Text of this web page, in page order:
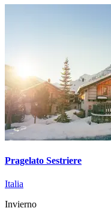
Pragelato Sestriere
Italia
Invierno